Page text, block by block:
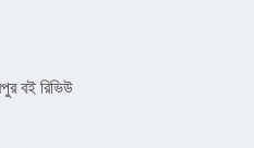
বই রিভিউ